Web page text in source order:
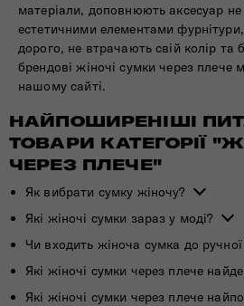
матеріали, доповнюють аксесуар
естетичними елементами
дорого, не втрачають свій колір та
брендові жіночі сумки через плече
нашому сайті.
НАЙПОШИРЕНІШІ
ТОВАРИ КАТЕГОРІЇ
ЧЕРЕЗ ПЛЕЧЕ"
Як вибрати сумку жіночу?
Які жіночі сумки зараз у моді?
Чи входить жіноча сумка до
Які жіночі сумки через плече
Які жіночі сумки через плече